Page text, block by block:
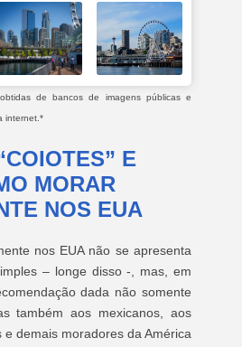
de bancos de imagens públicas e
internet.*
E
MORAR
NOS EUA
nos EUA não se apresenta
– longe disso -, mas, em
dada não somente
também aos mexicanos, aos
demais moradores da América